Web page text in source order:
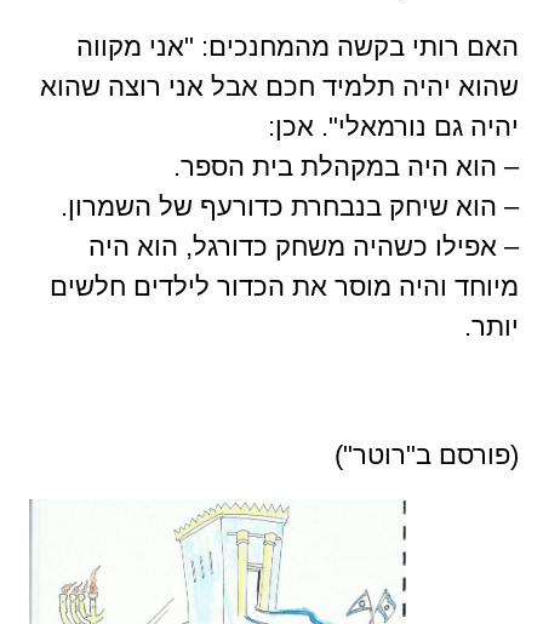
האם רותי בקשה מהמחנכים: "אני מקווה
שהוא יהיה תלמיד חכם אבל אני רוצה שהוא
יהיה גם נורמאלי". אכן:
– הוא היה במקהלת בית הספר.
– הוא שיחק בנבחרת כדורעף של השמרון.
– אפילו כשהיה משחק כדורגל, הוא היה
מיוחד והיה מוסר את הכדור לילדים חלשים
יותר.
(פורסם ב"רוטר")